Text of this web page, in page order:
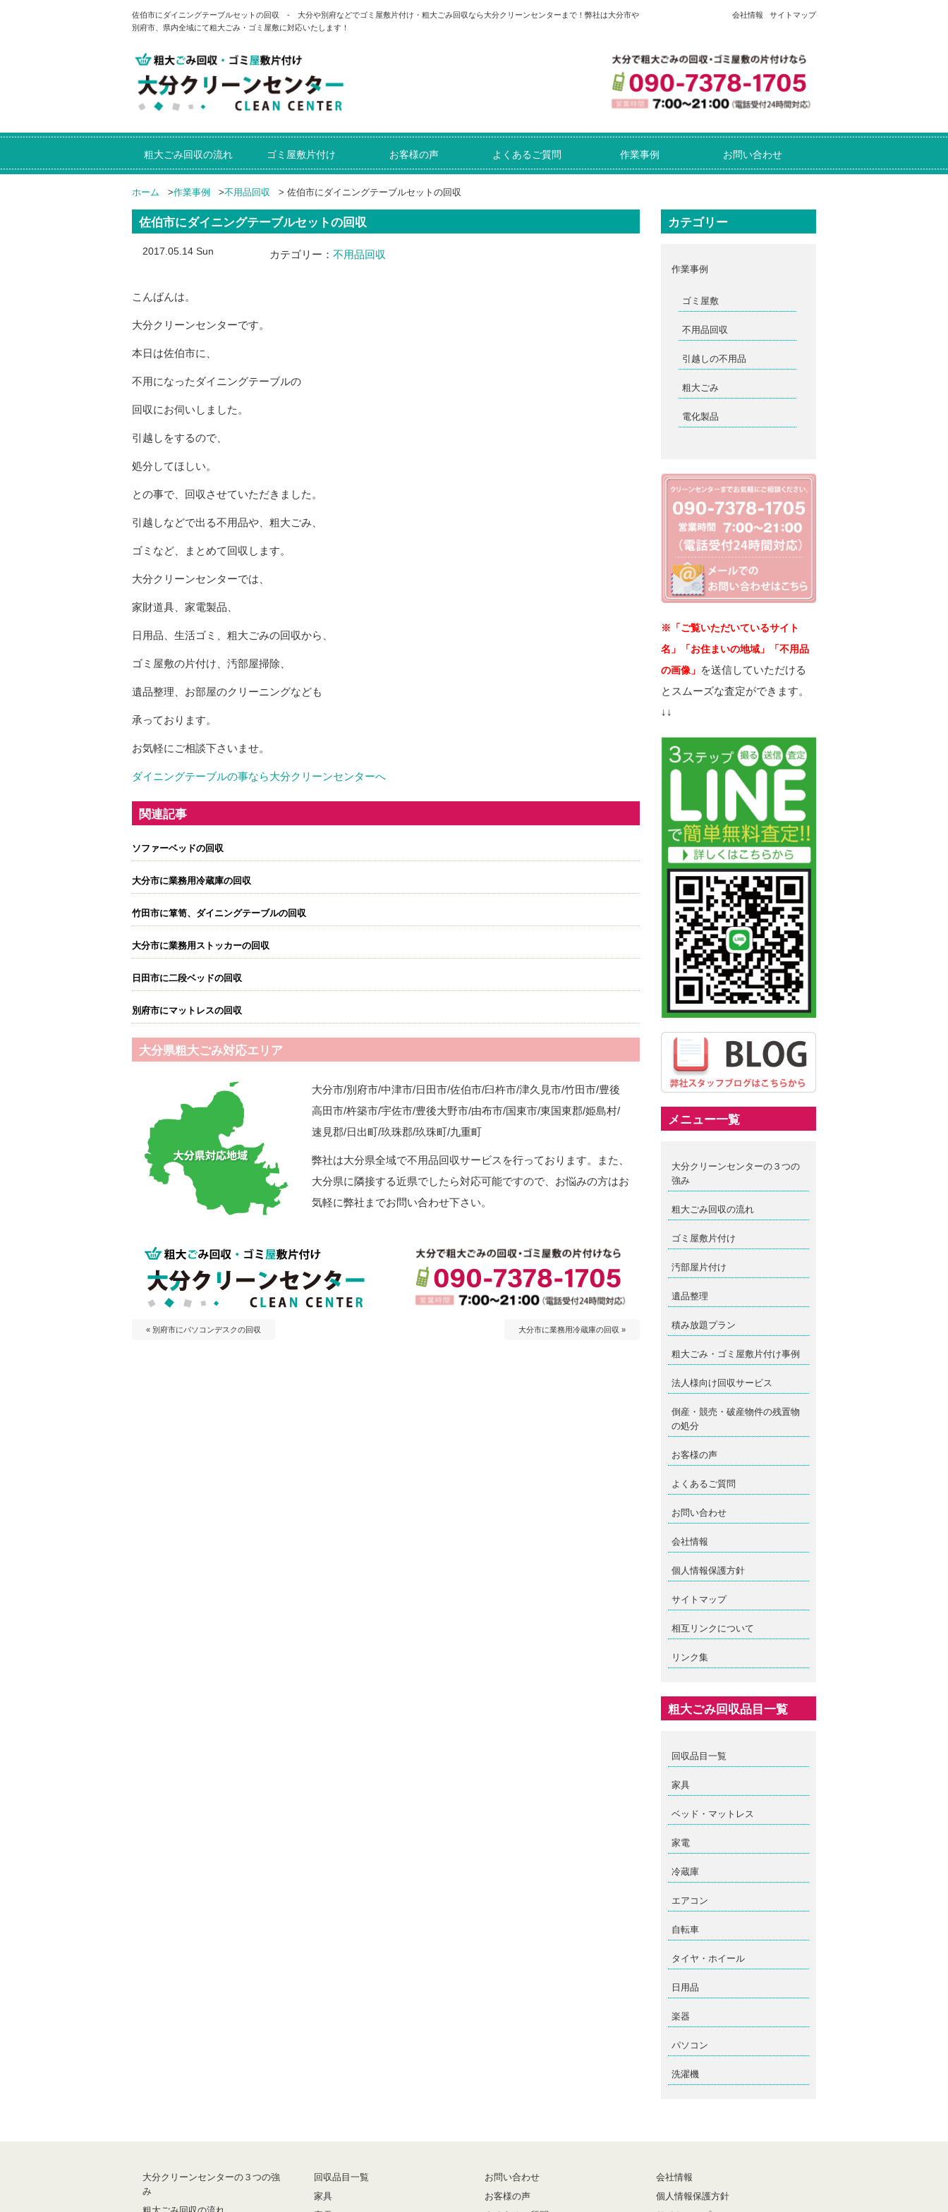
佐伯市にダイニングテーブルセットの回収 - 大分や別府などでゴミ屋敷片付け・粗大ごみ回収なら大分クリーンセンターまで！弊社は大分市や
別府市、県内全域にて粗大ごみ・ゴミ屋敷に対応いたします！
会社情報 サイトマップ
粗大ごみ回収の流れ ゴミ屋敷片付け お客様の声 よくあるご質問 作業事例 お問い合わせ
ホーム >作業事例 >不用品回収 > 佐伯市にダイニングテーブルセットの回収
佐伯市にダイニングテーブルセットの回収
2017.05.14 Sun カテゴリー： 不用品回収
こんばんは。
大分クリーンセンターです。
本日は佐伯市に、
不用になったダイニングテーブルの
回収にお伺いしました。
引越しをするので、
処分してほしい。
との事で、回収させていただきました。
引越しなどで出る不用品や、粗大ごみ、
ゴミなど、まとめて回収します。
大分クリーンセンターでは、
家財道具、家電製品、
日用品、生活ゴミ、粗大ごみの回収から、
ゴミ屋敷の片付け、汚部屋掃除、
遺品整理、お部屋のクリーニングなども
承っております。
お気軽にご相談下さいませ。
ダイニングテーブルの事なら大分クリーンセンターへ
関連記事
ソファーベッドの回収
大分市に業務用冷蔵庫の回収
竹田市に箪笥、ダイニングテーブルの回収
大分市に業務用ストッカーの回収
日田市に二段ベッドの回収
別府市にマットレスの回収
大分県粗大ごみ対応エリア
大分市/別府市/中津市/日田市/佐伯市/臼杵市/津久見市/竹田市/豊後
高田市/杵築市/宇佐市/豊後大野市/由布市/国東市/東国東郡/姫島村/
速見郡/日出町/玖珠郡/玖珠町/九重町
弊社は大分県全域で不用品回収サービスを行っております。また、
大分県に隣接する近県でしたら対応可能ですので、お悩みの方はお
気軽に弊社までお問い合わせ下さい。
« 別府市にパソコンデスクの回収 大分市に業務用冷蔵庫の回収 »
カテゴリー
作業事例
ゴミ屋敷
不用品回収
引越しの不用品
粗大ごみ
電化製品
※「ご覧いただいているサイト
名」「お住まいの地域」「不用品
の画像」 を送信していただける
とスムーズな査定ができます。
↓↓
メニュー一覧
大分クリーンセンターの３つの
強み
粗大ごみ回収の流れ
ゴミ屋敷片付け
汚部屋片付け
遺品整理
積み放題プラン
粗大ごみ・ゴミ屋敷片付け事例
法人様向け回収サービス
倒産・競売・破産物件の残置物
の処分
お客様の声
よくあるご質問
お問い合わせ
会社情報
個人情報保護方針
サイトマップ
相互リンクについて
リンク集
粗大ごみ回収品目一覧
回収品目一覧
家具
ベッド・マットレス
家電
冷蔵庫
エアコン
自転車
タイヤ・ホイール
日用品
楽器
パソコン
洗濯機
大分クリーンセンターの３つの強
み
回収品目一覧
家具
お問い合わせ
お客様の声
会社情報
個人情報保護方針